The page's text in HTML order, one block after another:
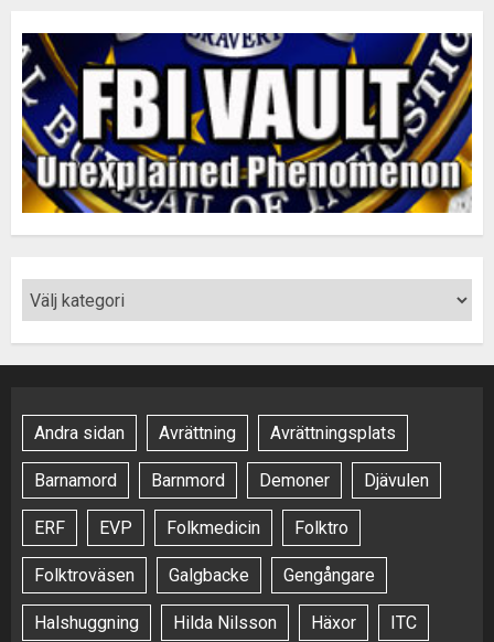
Andra sidan Avrättning Avrättningsplats
Barnamord Barnmord Demoner Djävulen
ERF EVP Folkmedicin Folktro
Folktroväsen Galgbacke Gengångare
Halshuggning Hilda Nilsson Häxor ITC